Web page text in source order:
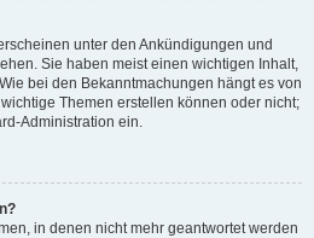
unter den Ankündigungen und
Sie haben meist einen wichtigen Inhalt,
bei den Bekanntmachungen hängt es von
Themen erstellen können oder nicht;
Administration ein.
in denen nicht mehr geantwortet werden